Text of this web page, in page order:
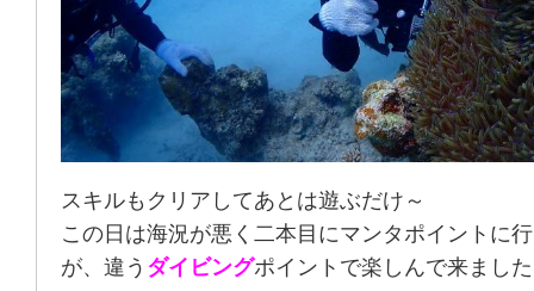
スキルもクリアしてあとは遊ぶだけ～
この日は海況が悪く二本目にマンタポイントに
が、違う ダイビングポイントで楽しんで来まし